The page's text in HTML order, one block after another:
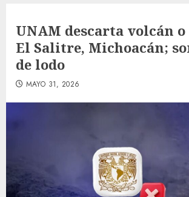
UNAM descarta volcán
El Salitre, Michoacán;
de lodo
MAYO 31, 2026